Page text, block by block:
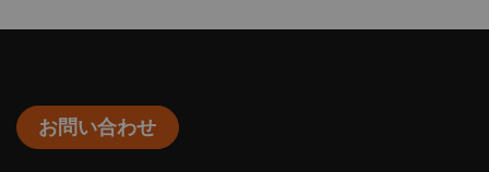
お問い合わせ